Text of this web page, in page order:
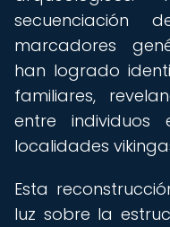
secuenciación
marcadores
han logrado
familiares,
entre individuos
localidades
Esta
luz sobre la